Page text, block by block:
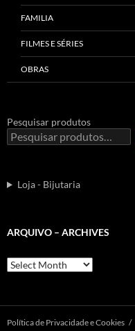
FAMILIA
FILMES E SÉRIES
OBRAS
Pesquisar produtos
Loja - Bijutaria
ARQUIVO – ARCHIVES
Arquivo
–
Polí­tica de Privacidade e Cookies